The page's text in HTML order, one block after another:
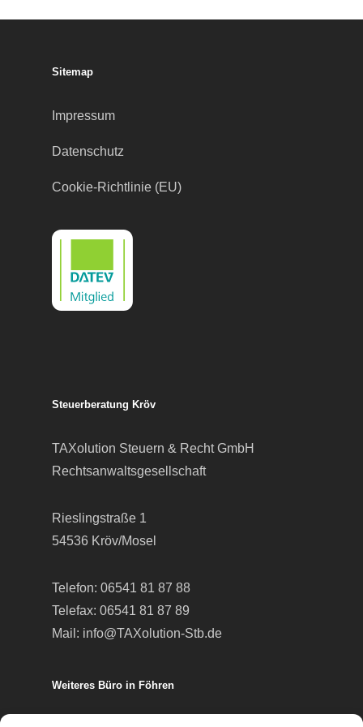
Sitemap
Impressum
Datenschutz
Cookie-Richtlinie (EU)
Steuerberatung Kröv
TAXolution Steuern & Recht GmbH
Rechtsanwaltsgesellschaft
Rieslingstraße 1
54536 Kröv/Mosel
Telefon: 06541 81 87 88
Telefax: 06541 81 87 89
Mail: info@TAXolution-Stb.de
Weiteres Büro in Föhren